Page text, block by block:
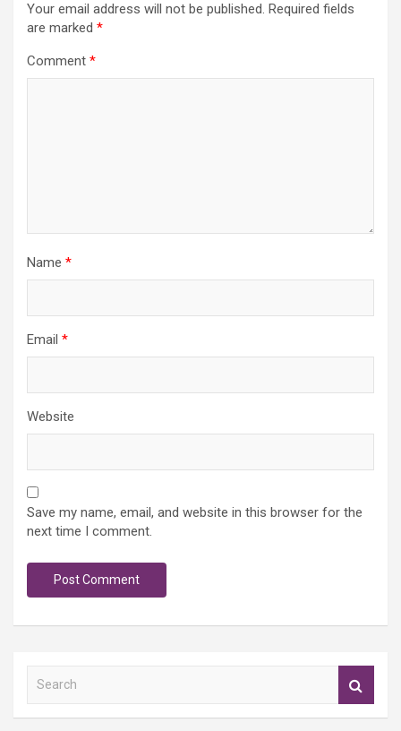
Your email address will not be published. Required fields
are marked *
Comment *
Name *
Email *
Website
Save my name, email, and website in this browser for the
next time I comment.